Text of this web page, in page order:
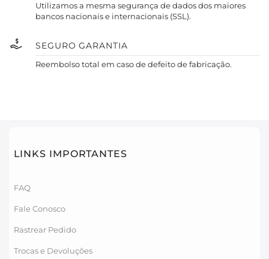
Utilizamos a mesma segurança de dados dos maiores
bancos nacionais e internacionais (SSL).
SEGURO GARANTIA
Reembolso total em caso de defeito de fabricação.
LINKS IMPORTANTES
FAQ
Fale Conosco
Rastrear Pedido
Trocas e Devoluções